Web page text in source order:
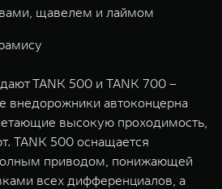
щавелем и лаймом
TANK 500 и TANK 700 –
внедорожники автоконцерна
высокую проходимость,
TANK 500 оснащается
приводом, понижающей
всех дифференциалов, а